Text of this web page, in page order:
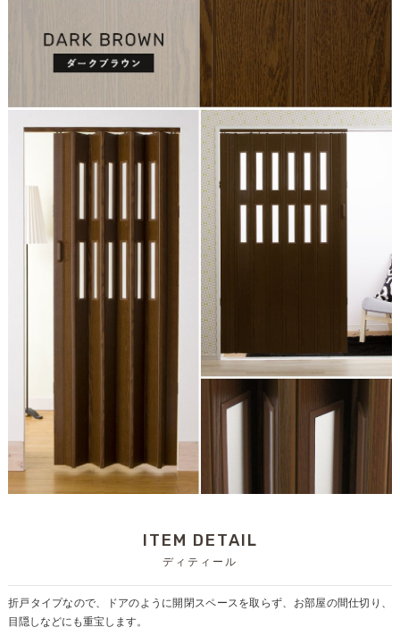
ITEM DETAIL
ディティール
折戸タイプなので、ドアのように開閉スペースを取らず、お部屋の間仕切り、
目隠しなどにも重宝します。